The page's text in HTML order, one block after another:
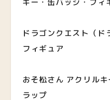
ドラゴンクエスト（ド
フィギュア
おそ松さん アクリル
ラップ